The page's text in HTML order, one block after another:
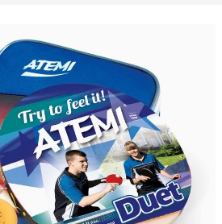
КУПИТИ
Настільний теніс
Набори для
настільного тенісу
Ракеткові види
спорту